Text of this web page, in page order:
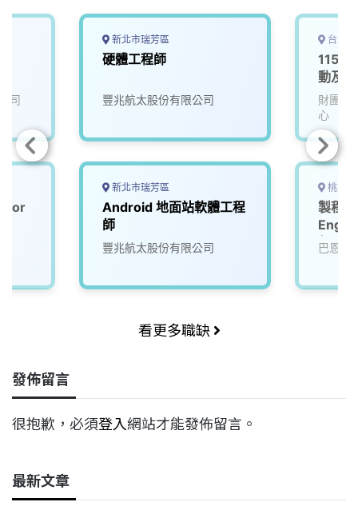
司
新北市瑞芳區
硬體工程師
豐兆航太股份有限公司
新北市瑞芳區
Android 地面站軟體工程
師
豐兆航太股份有限公司
台北
動及
財團法
心
桃園
製程
起，
巴恩斯
看更多職缺
發佈留言
很抱歉，必須登入網站才能發佈留言。
最新文章